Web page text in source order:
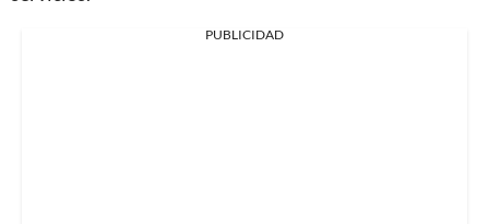
PUBLICIDAD